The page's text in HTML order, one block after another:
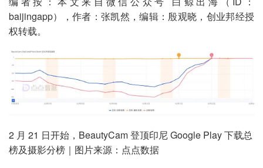
baijingapp），作者：张凯然，编辑：殷观晓，创业邦经授
权转载。
2 月 21 日开始，BeautyCam 登顶印尼 Google Play下载总
榜及摄影分榜｜图片来源：点点数据